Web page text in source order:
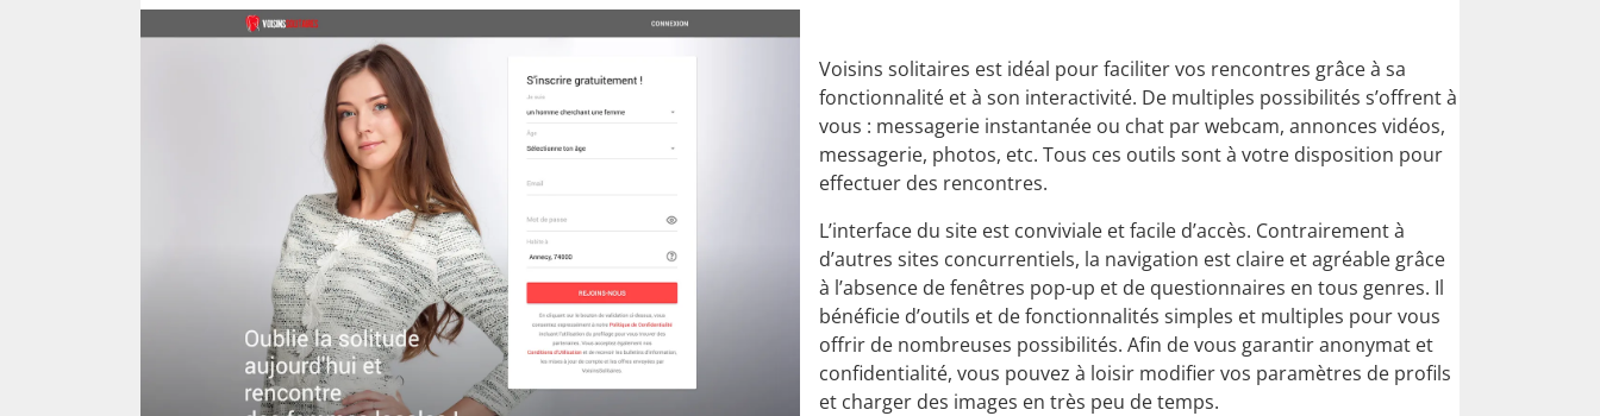
Voisins solitaires est idéal pour faciliter vos rencontres grâce à sa
fonctionnalité et à son interactivité. De multiples possibilités s’offrent à
vous : messagerie instantanée ou chat par webcam, annonces vidéos,
messagerie, photos, etc. Tous ces outils sont à votre disposition pour
effectuer des rencontres.
L’interface du site est conviviale et facile d’accès. Contrairement à
d’autres sites concurrentiels, la navigation est claire et agréable grâce
à l’absence de fenêtres pop-up et de questionnaires en tous genres. Il
bénéficie d’outils et de fonctionnalités simples et multiples pour vous
offrir de nombreuses possibilités. Afin de vous garantir anonymat et
confidentialité, vous pouvez à loisir modifier vos paramètres de profils
et charger des images en très peu de temps.